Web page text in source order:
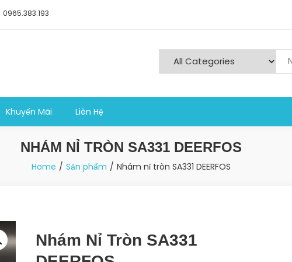
0965.383.193
Khuyến Mãi Liên Hệ
NHÁM NỈ TRÒN SA331 DEERFOS
Home Sản phẩm Nhám nỉ tròn SA331 DEERFOS
Nhám Nỉ Tròn SA331